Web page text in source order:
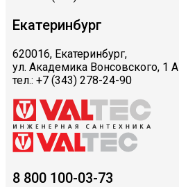
Екатеринбург
620016, Екатеринбург,
ул. Академика Вонсовского, 1 А
тел.: +7 (343) 278-24-90
8 800 100-03-73